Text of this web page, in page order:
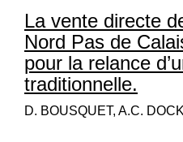
La vente directe
Nord Pas de
pour la relance
traditionnelle.
D. BOUSQUET, A.C.